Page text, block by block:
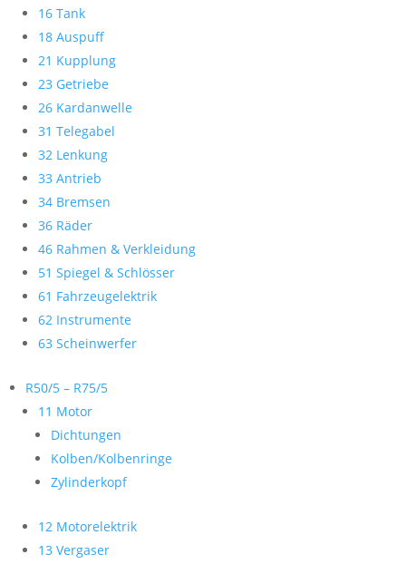
16 Tank
18 Auspuff
21 Kupplung
23 Getriebe
26 Kardanwelle
31 Telegabel
32 Lenkung
33 Antrieb
34 Bremsen
36 Räder
46 Rahmen & Verkleidung
51 Spiegel & Schlösser
61 Fahrzeugelektrik
62 Instrumente
63 Scheinwerfer
R50/5 – R75/5
11 Motor
Dichtungen
Kolben/Kolbenringe
Zylinderkopf
12 Motorelektrik
13 Vergaser